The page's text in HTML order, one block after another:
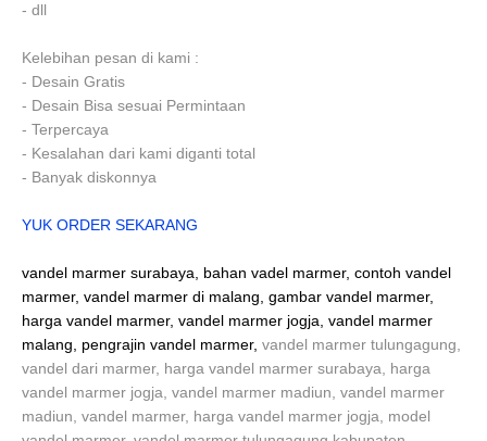
- dll
Kelebihan pesan di kami :
- Desain Gratis
- Desain Bisa sesuai Permintaan
- Terpercaya
- Kesalahan dari kami diganti total
- Banyak diskonnya
YUK ORDER SEKARANG
vandel marmer surabaya, bahan vadel marmer, contoh vandel
marmer, vandel marmer di malang, gambar vandel marmer,
harga vandel marmer, vandel marmer jogja, vandel marmer
malang, pengrajin vandel marmer, vandel marmer tulungagung,
vandel dari marmer, harga vandel marmer surabaya, harga
vandel marmer jogja, vandel marmer madiun, vandel marmer
madiun, vandel marmer, harga vandel marmer jogja, model